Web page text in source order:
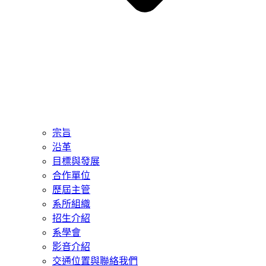
宗旨
沿革
目標與發展
合作單位
歷屆主管
系所組織
招生介紹
系學會
影音介紹
交通位置與聯絡我們